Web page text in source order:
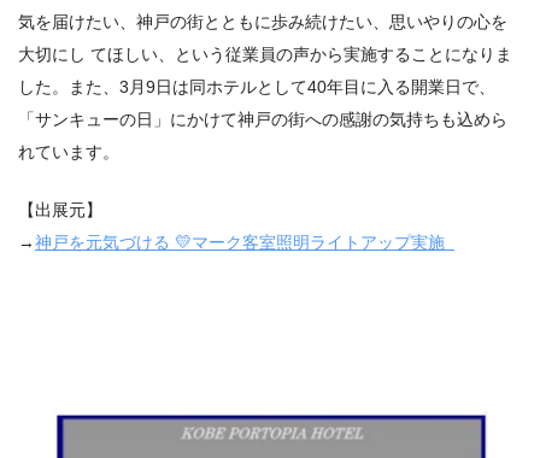
気を届けたい、神戸の街とともに歩み続けたい、思いやりの心を
大切にし てほしい、という従業員の声から実施することになりま
した。また、3月9日は同ホテルとして40年目に入る開業日で、
「サンキューの日」にかけて神戸の街への感謝の気持ちも込めら
れています。
【出展元】
→神戸を元気づける 💛マーク客室照明ライトアップ実施